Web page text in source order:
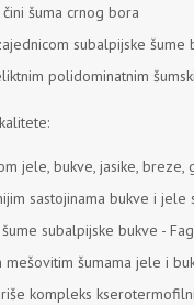
šuma crnog bora
subalpijske šume
polidominatnim
jele, bukve, jasike,
sastojinama bukve i
subalpijske bukve -
šumama jele i
kompleks